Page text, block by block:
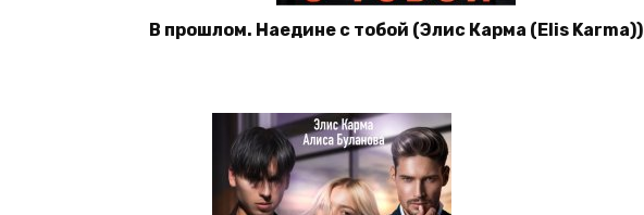
В прошлом. Наедине с тобой (Элис Карма (Elis Karma))